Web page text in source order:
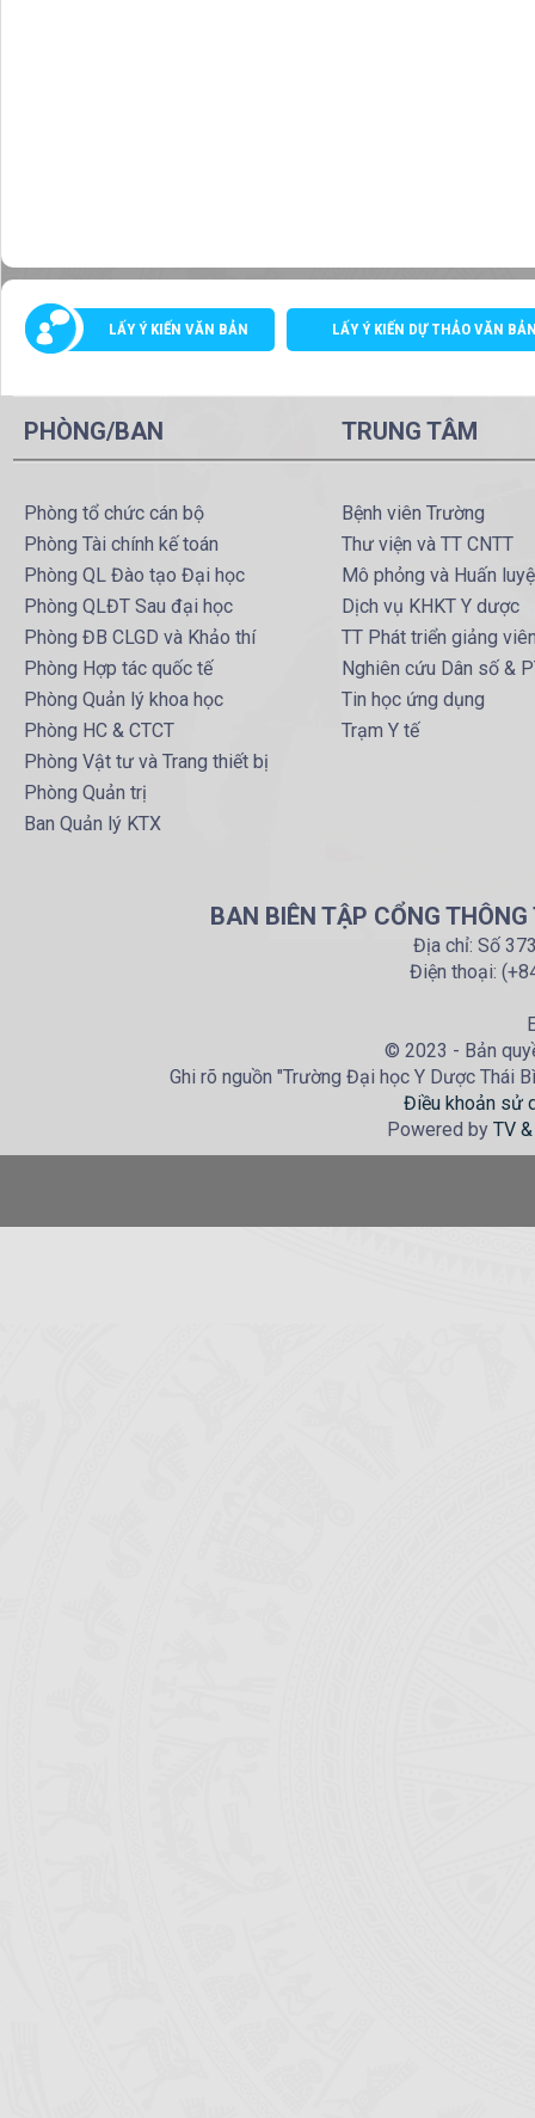
LẤY Ý KIẾN VĂN BẢN LẤY Ý KIẾN DỰ THẢO VĂN
PHÒNG/BAN
Phòng tổ chức cán bộ
Phòng Tài chính kế toán
Phòng QL Đào tạo Đại học
Phòng QLĐT Sau đại học
Phòng ĐB CLGD và Khảo thí
Phòng Hợp tác quốc tế
Phòng Quản lý khoa học
Phòng HC & CTCT
Phòng Vật tư và Trang thiết bị
Phòng Quản trị
Ban Quản lý KTX
TRUNG TÂM
Bệnh viên Trường
Thư viện và TT CNTT
Mô phỏng và Huấn
Dịch vụ KHKT Y dược
TT Phát triển giảng
Nghiên cứu Dân số &
Tin học ứng dụng
Trạm Y tế
BAN BIÊN TẬP CỔNG
Địa chỉ: Số
Điện thoại:
© 2023 - Bản
Ghi rõ nguồn "Trường Đại học Y Dược Thái
Điều khoản sử
Powered by TV